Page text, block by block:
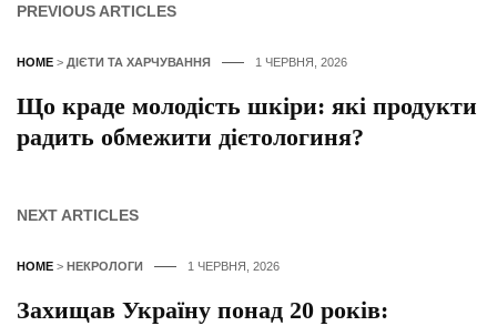
PREVIOUS ARTICLES
HOME > ДІЄТИ ТА ХАРЧУВАННЯ 1 ЧЕРВНЯ, 2026
Що краде молодість шкіри: які продукти
радить обмежити дієтологиня?
NEXT ARTICLES
HOME > НЕКРОЛОГИ 1 ЧЕРВНЯ, 2026
Захищав Україну понад 20 років: